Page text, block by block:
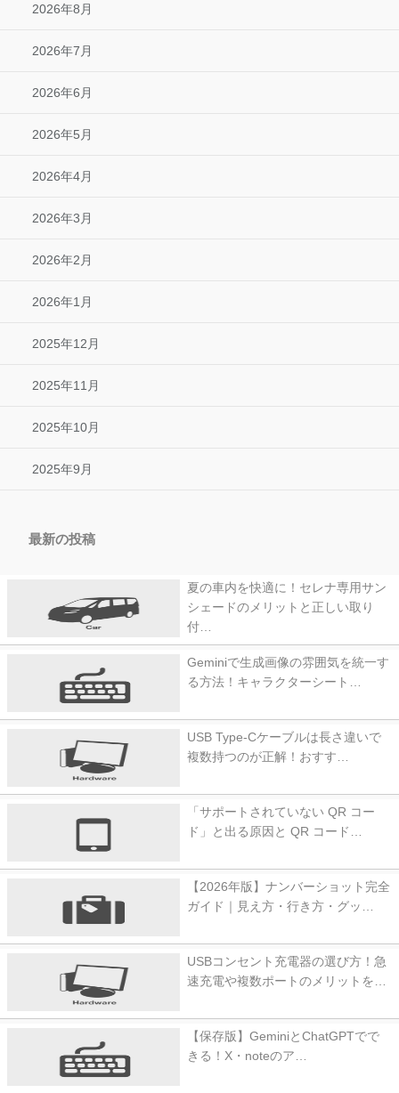
2026年8月
2026年7月
2026年6月
2026年5月
2026年4月
2026年3月
2026年2月
2026年1月
2025年12月
2025年11月
2025年10月
2025年9月
最新の投稿
夏の車内を快適に！セレナ専用サン
シェードのメリットと正しい取り
付…
Geminiで生成画像の雰囲気を統一す
る方法！キャラクターシート…
USB Type-Cケーブルは長さ違いで
複数持つのが正解！おすす…
「サポートされていない QR コー
ド」と出る原因と QR コード…
【2026年版】ナンバーショット完全
ガイド｜見え方・行き方・グッ…
USBコンセント充電器の選び方！急
速充電や複数ポートのメリットを…
【保存版】GeminiとChatGPTでで
きる！X・noteのア…